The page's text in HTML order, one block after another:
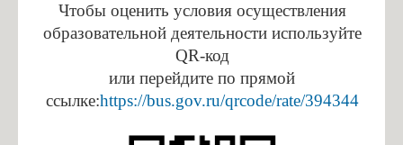
Нормативные правовые и иные акты в сфере противодействия
коррупции
Антикоррупционная экспертиза
Формы документов
Чтобы оценить условия осуществления
образовательной деятельности используйте
QR-код
или перейдите по прямой
ссылке:https://bus.gov.ru/qrcode/rate/394344